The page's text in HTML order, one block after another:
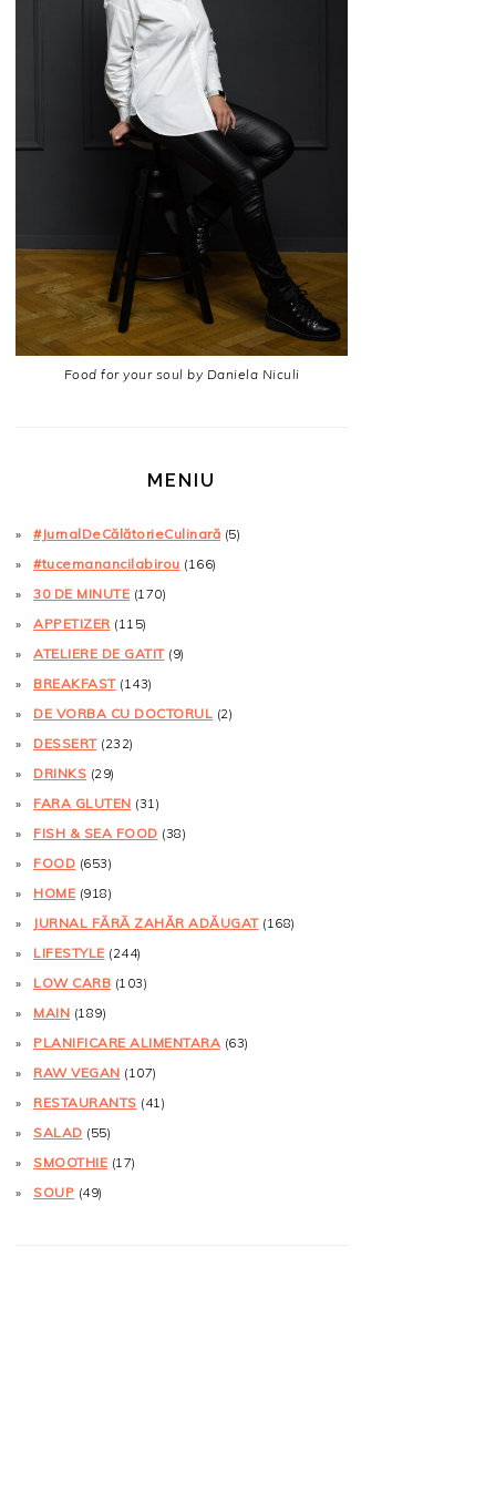
Food for your soul by Daniela Niculi
MENIU
#JurnalDeCălătorieCulinară (5)
#tucemanancilabirou (166)
30 DE MINUTE (170)
APPETIZER (115)
ATELIERE DE GATIT(9)
BREAKFAST(143)
DE VORBA CU DOCTORUL (2)
DESSERT(232)
DRINKS (29)
FARA GLUTEN (31)
FISH & SEA FOOD (38)
FOOD (653)
HOME (918)
JURNAL FĂRĂ ZAHĂR ADĂUGAT(168)
LIFESTYLE (244)
LOW CARB (103)
MAIN (189)
PLANIFICARE ALIMENTARA (63)
RAW VEGAN (107)
RESTAURANTS (41)
SALAD (55)
SMOOTHIE (17)
SOUP (49)